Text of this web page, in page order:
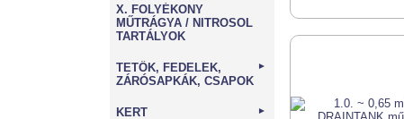
X. FOLYÉKONY
MŰTRÁGYA / NITROSOL
TARTÁLYOK
TETŐK, FEDELEK,
ZÁRÓSAPKÁK, CSAPOK
►
KERT ►